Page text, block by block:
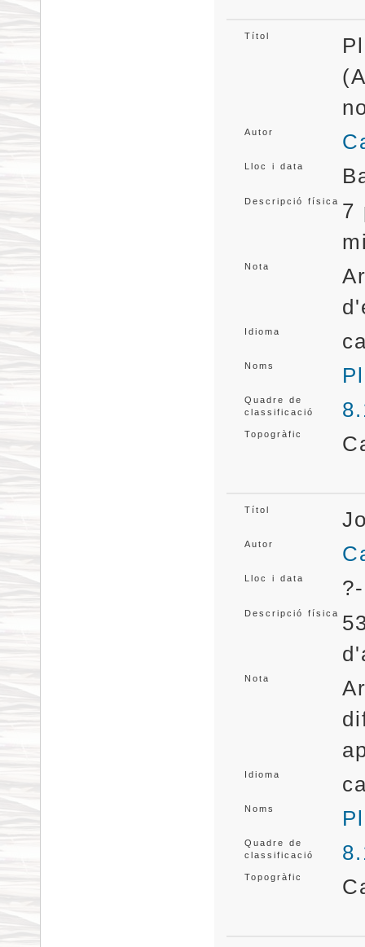
Títol
Autor
Lloc i data
Descripció física 7
Nota
Idioma
Noms
Quadre de
classificació
Topogràfic
Títol
Autor
Lloc i data
Descripció física
Nota
Idioma
Noms
Quadre de
classificació
Topogràfic